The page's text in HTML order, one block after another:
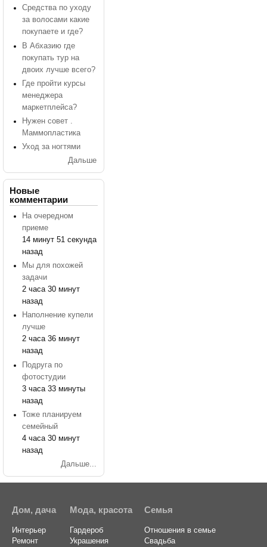
Средства по уходу
за волосами какие
покупаете и где?
В Абхазию где
покупать тур на
двоих лучше всего?
Где пройти курсы
менеджера
маркетплейса?
Нужен совет .
Маммопластика
Уход за ногтями
Дальше
Новые
комментарии
На очередном
приеме
14 минут 51 секунда
назад
Мы для похожей
задачи
2 часа 30 минут
назад
Наполнение купели
лучше
2 часа 36 минут
назад
Подруга по
фотостудии
3 часа 33 минуты
назад
Тоже планируем
семейный
4 часа 30 минут
назад
Дальше...
Дом, дача
Интерьер
Ремонт
Мода, красота
Гардероб
Украшения
Семья
Отношения в семье
Свадьба